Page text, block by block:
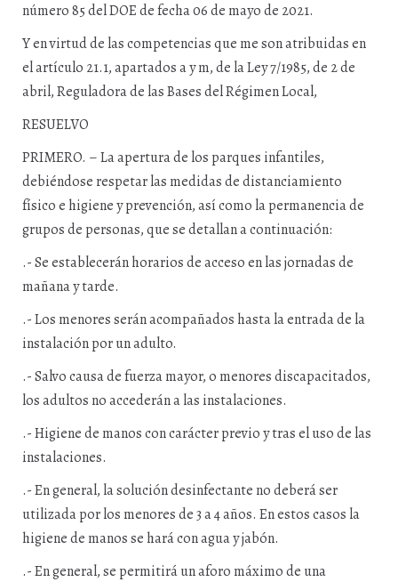
número 85 del DOE de fecha 06 de mayo de 2021.
Y en virtud de las competencias que me son atribuidas en
el artículo 21.1, apartados a y m, de la Ley 7/1985, de 2 de
abril, Reguladora de las Bases del Régimen Local,
RESUELVO
PRIMERO. – La apertura de los parques infantiles,
debiéndose respetar las medidas de distanciamiento
físico e higiene y prevención, así como la permanencia de
grupos de personas, que se detallan a continuación:
.- Se establecerán horarios de acceso en las jornadas de
mañana y tarde.
.- Los menores serán acompañados hasta la entrada de la
instalación por un adulto.
.- Salvo causa de fuerza mayor, o menores discapacitados,
los adultos no accederán a las instalaciones.
.- Higiene de manos con carácter previo y tras el uso de las
instalaciones.
.- En general, la solución desinfectante no deberá ser
utilizada por los menores de 3 a 4 años. En estos casos la
higiene de manos se hará con agua y jabón.
.- En general, se permitirá un aforo máximo de una